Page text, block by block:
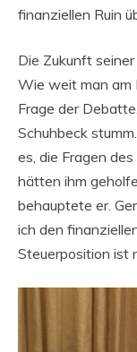
finanziellen Ruin
Die Zukunft
Wie weit man am
Frage der
Schuhbeck
es, die Fragen
hätten ihm
behauptete er.
ich den
Steuerposition ist